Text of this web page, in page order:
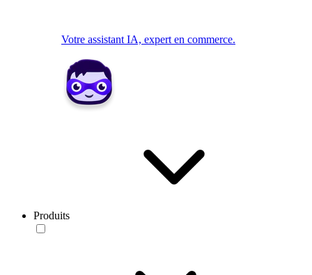
Votre assistant IA, expert en commerce.
Produits